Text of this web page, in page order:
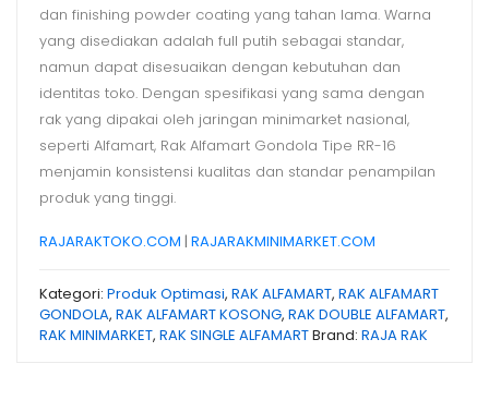
dan finishing powder coating yang tahan lama. Warna
yang disediakan adalah full putih sebagai standar,
namun dapat disesuaikan dengan kebutuhan dan
identitas toko. Dengan spesifikasi yang sama dengan
rak yang dipakai oleh jaringan minimarket nasional,
seperti Alfamart, Rak Alfamart Gondola Tipe RR-16
menjamin konsistensi kualitas dan standar penampilan
produk yang tinggi.
RAJARAKTOKO.COM | RAJARAKMINIMARKET.COM
Kategori: Produk Optimasi, RAK ALFAMART, RAK ALFAMART
GONDOLA, RAK ALFAMART KOSONG, RAK DOUBLE ALFAMART,
RAK MINIMARKET, RAK SINGLE ALFAMARTBrand: RAJA RAK